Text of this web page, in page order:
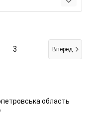
3 Вперед
область